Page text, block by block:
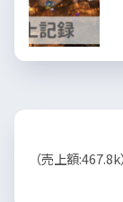
（売上額